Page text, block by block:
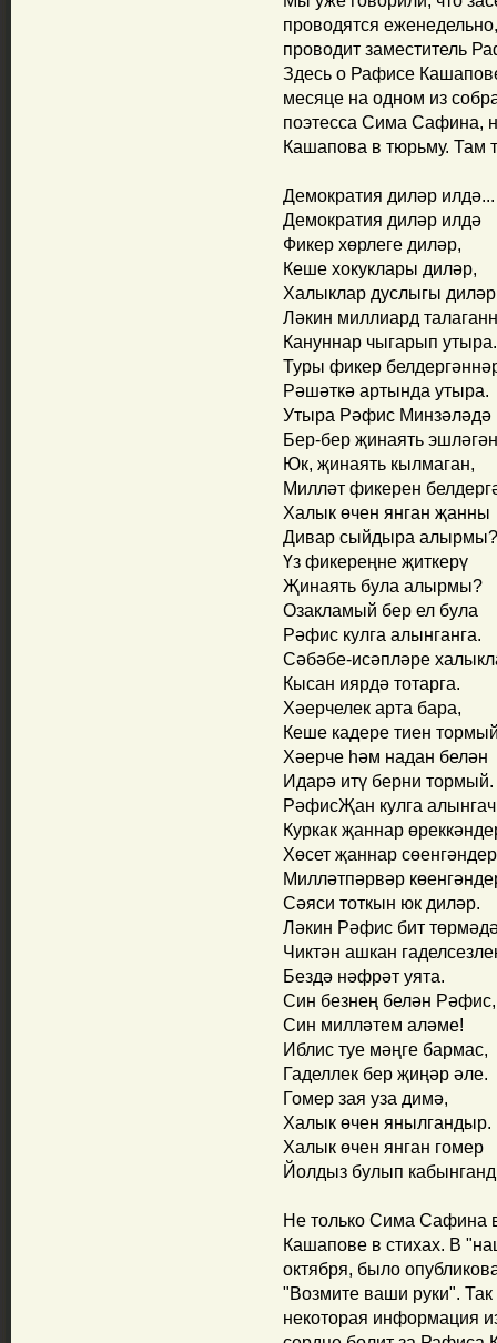
проводятся
проводит заместитель
Здесь о Рафисе
месяце на одном из
поэтесса Сима Сафина,
Кашапова в тюрьму. Там
Демократия диләр илдә...
Демократия диләр илдә
Фикер хөрлеге диләр,
Кеше хокуклары диләр,
Халыклар дуслыгы
Ләкин миллиард
Кануннар чыгарып утыра.
Туры фикер
Рәшәткә артында утыра.
Утыра Рәфис Минзәләдә
Бер-бер җинаять
Юк, җинаять кылмаган,
Милләт фикерен
Халык өчен янган җанны
Дивар сыйдыра алырмы?
Үз фикереңне җиткерү
Җинаять була алырмы?
Озакламый бер ел була
Рәфис кулга алынганга.
Сәбәбе-исәпләре
Кысан иярдә тотарга.
Хәерчелек арта бара,
Кеше кадере тиен
Хәерче һәм надан белән
Идарә итү берни тормый.
РәфисҖан кулга
Куркак җаннар
Хөсет җаннар
Милләтпәрвәр
Сәяси тоткын юк диләр.
Ләкин Рәфис бит
Чиктән ашкан
Бездә нәфрәт уята.
Син безнең белән
Син милләтем аләме!
Иблис туе мәңге бармас,
Гаделлек бер җиңәр әле.
Гомер зая уза димә,
Халык өчен янылгандыр.
Халык өчен янган гомер
Йолдыз булып
Не только Сима Сафина
Кашапове в стихах. В
октября, было
"Возмите ваши руки".
некоторая информация